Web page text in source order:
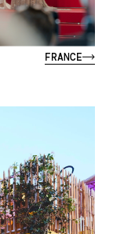
FRANCE